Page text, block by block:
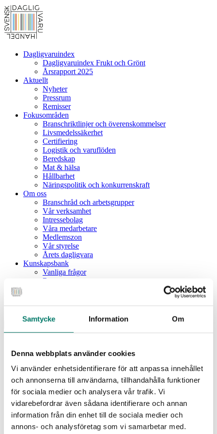
Samtycke Information Om
Denna webbplats använder cookies
Vi använder enhetsidentifierare för att anpassa innehållet
och annonserna till användarna, tillhandahålla funktioner
för sociala medier och analysera vår trafik. Vi
vidarebefordrar även sådana identifierare och annan
information från din enhet till de sociala medier och
annons- och analysföretag som vi samarbetar med.
Dagligvaruindex
Dagligvaruindex Frukt och Grönt
Årsrapport 2025
Aktuellt
Nyheter
Pressrum
Remisser
Fokusområden
Branschriktlinjer och överenskommelser
Livsmedelssäkerhet
Certifiering
Logistik och varuflöden
Beredskap
Mat & hälsa
Hållbarhet
Näringspolitik och konkurrenskraft
Om oss
Branschråd och arbetsgrupper
Vår verksamhet
Intressebolag
Våra medarbetare
Medlemszon
Vår styrelse
Årets dagligvara
Kunskapsbank
Vanliga frågor
Rapporter
Moms på livsmedel
Dagligvaruindex Frukt och Grönt
Årsrapport 2025
Aktuellt
Nyheter
Pressrum
Remisser
Fokusområden
Branschriktlinjer och överenskommelser
Livsmedelssäkerhet